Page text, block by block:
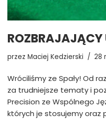
przez Maciej Kedzierski 28
Wróciliśmy ze Spały! Od
za trudniejsze tematy i
Precision ze Wspólnego
których je stosujemy oraz